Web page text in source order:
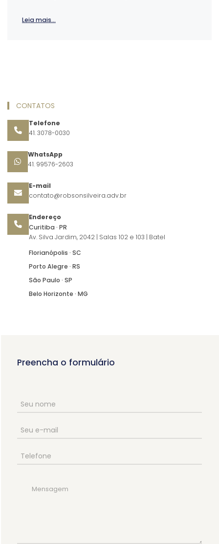
Leia mais...
CONTATOS
Telefone
41. 3078-0030
WhatsApp
41. 99576-2603
E-mail
contato@robsonsilveira.adv.br
Endereço
Curitiba · PR
Av. Silva Jardim, 2042 | Salas 102 e 103 | Batel
Florianópolis · SC
Porto Alegre · RS
São Paulo · SP
Belo Horizonte · MG
Preencha o formulário